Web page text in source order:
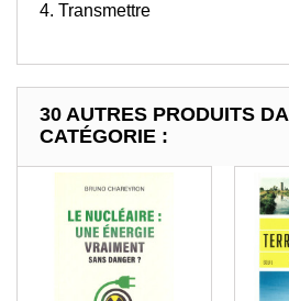
4. Transmettre
30 AUTRES PRODUITS
CATÉGORIE :